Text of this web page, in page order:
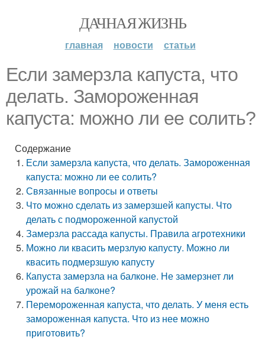
ДАЧНАЯ ЖИЗНЬ
главная новости статьи
Если замерзла капуста, что
делать. Замороженная
капуста: можно ли ее солить?
Содержание
Если замерзла капуста, что делать. Замороженная
капуста: можно ли ее солить?
Связанные вопросы и ответы
Что можно сделать из замерзшей капусты. Что
делать с подмороженной капустой
Замерзла рассада капусты. Правила агротехники
Можно ли квасить мерзлую капусту. Можно ли
квасить подмерзшую капусту
Капуста замерзла на балконе. Не замерзнет ли
урожай на балконе?
Перемороженная капуста, что делать. У меня есть
замороженная капуста. Что из нее можно
приготовить?